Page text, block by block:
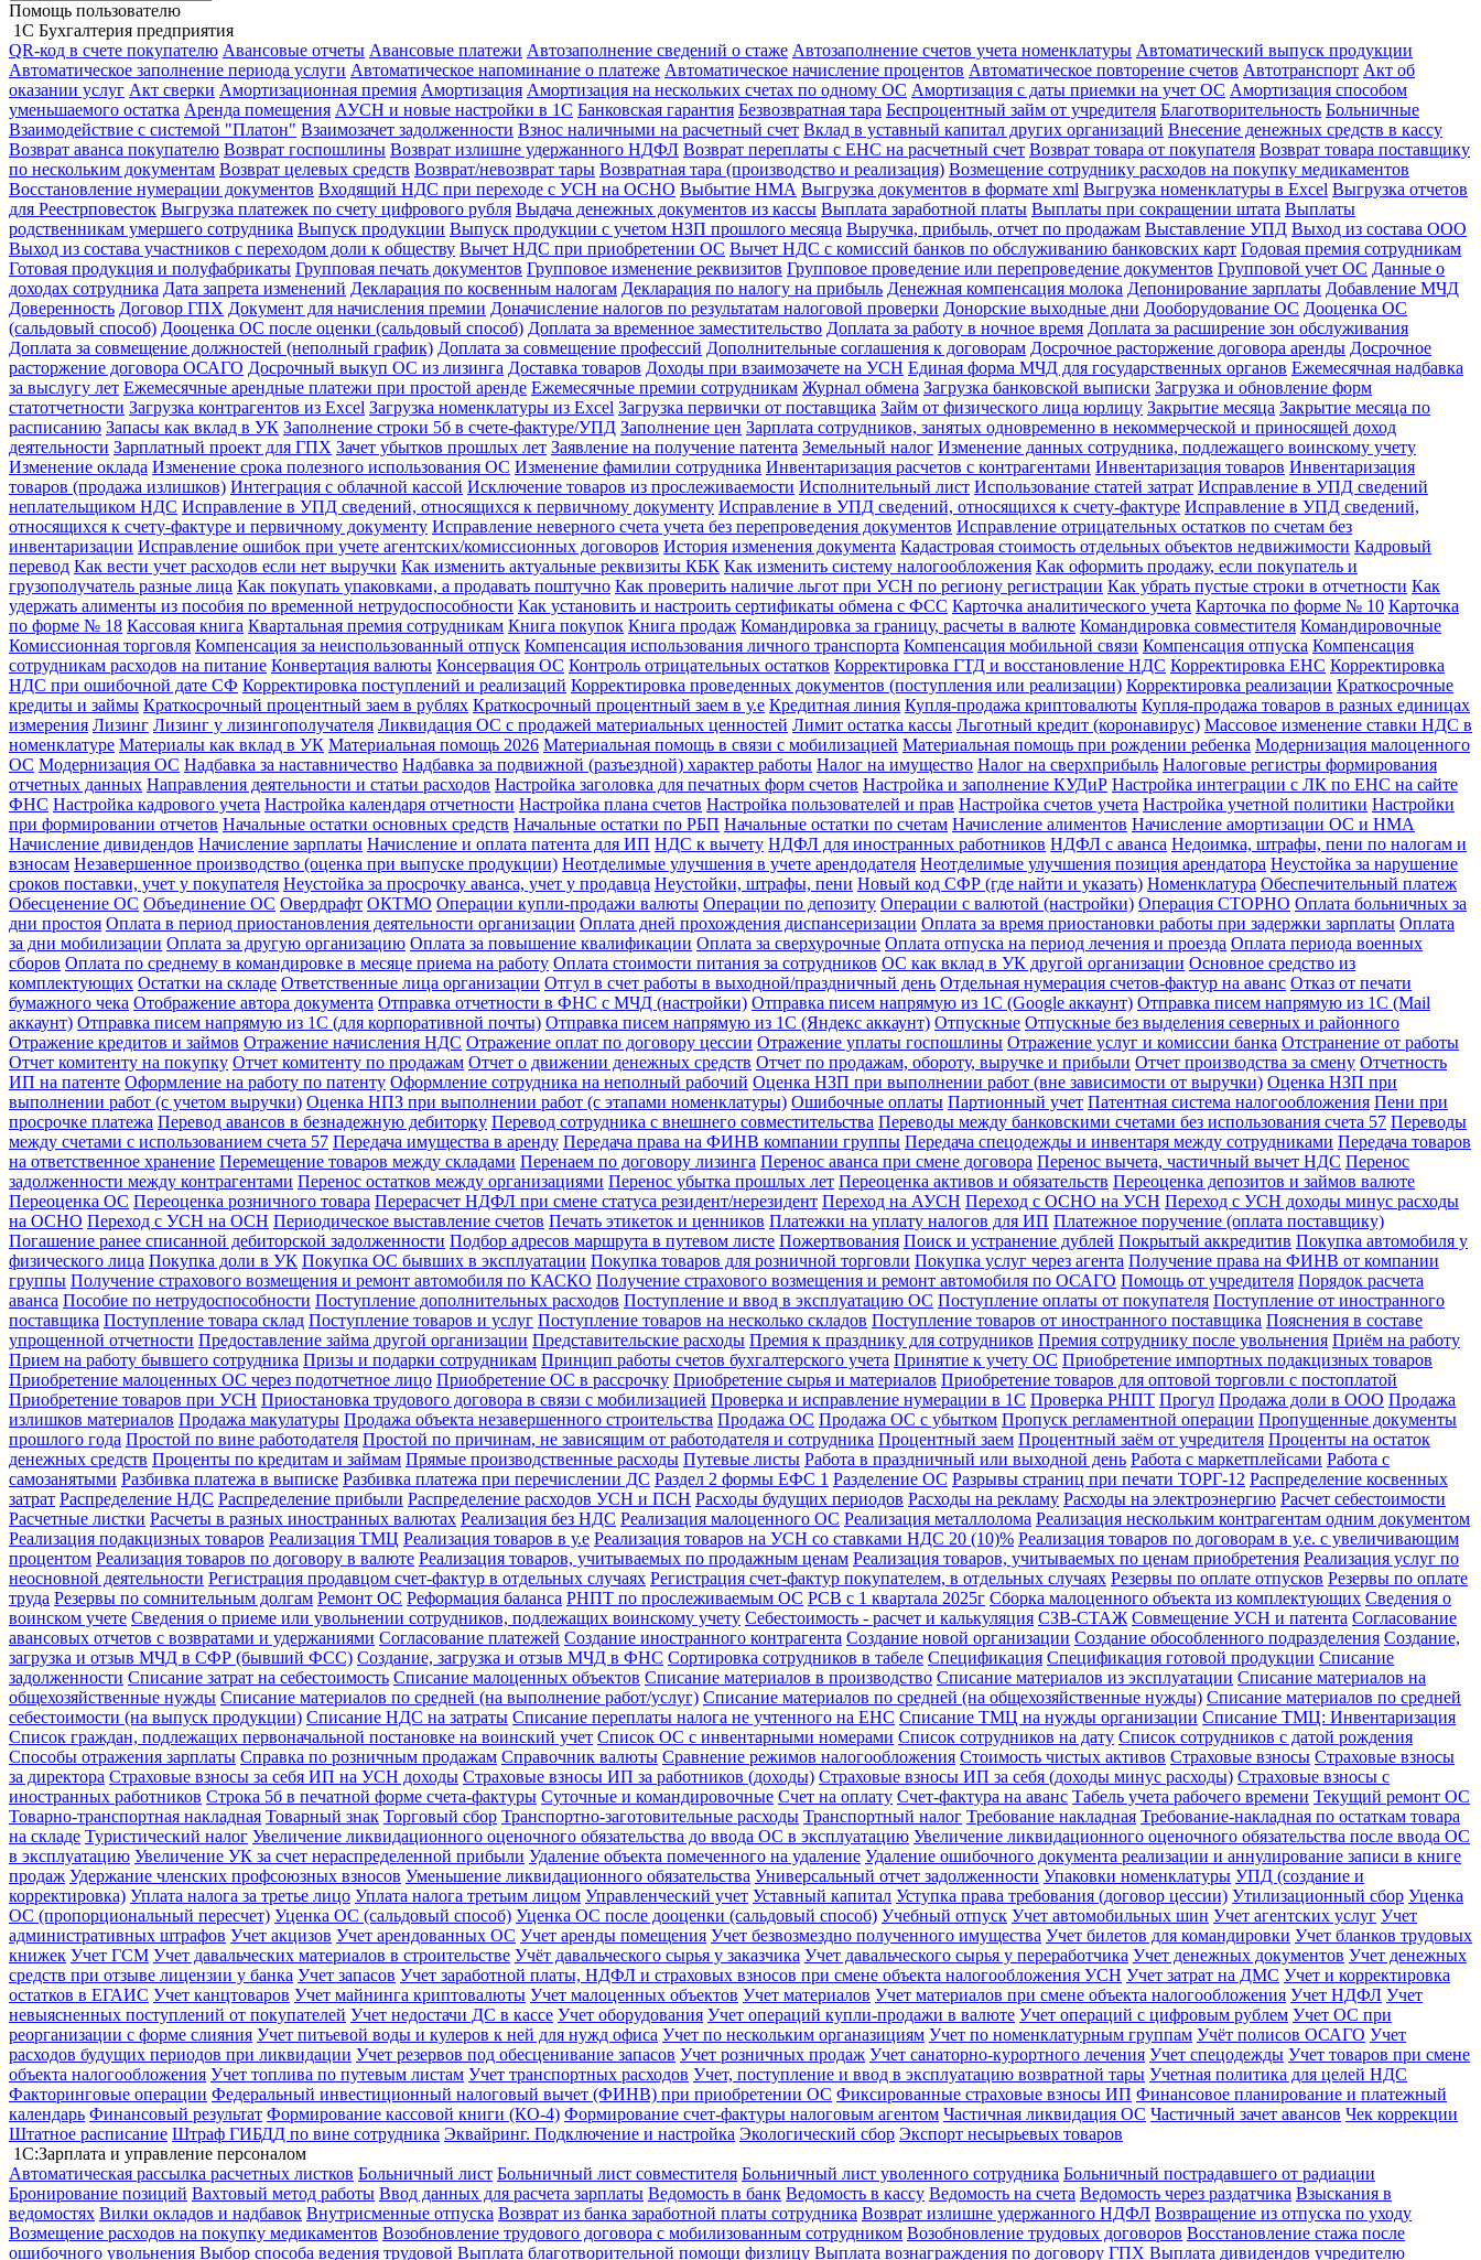
Помощь пользователю
1С Бухгалтерия предприятия
QR-код в счете покупателю Авансовые отчеты Авансовые платежи Автозаполнение сведений о стаже Автозаполнение счетов учета номенклатуры Автоматический выпуск продукции
Автоматическое заполнение периода услуги Автоматическое напоминание о платеже Автоматическое начисление процентов Автоматическое повторение счетов Автотранспорт Акт об
оказании услуг Акт сверки Амортизационная премия Амортизация Амортизация на нескольких счетах по одному ОС Амортизация с даты приемки на учет ОС Амортизация способом
уменьшаемого остатка Аренда помещения АУСН и новые настройки в 1С Банковская гарантия Безвозвратная тара Беспроцентный займ от учредителя Благотворительность Больничные
Взаимодействие с системой "Платон" Взаимозачет задолженности Взнос наличными на расчетный счет Вклад в уставный капитал других организаций Внесение денежных средств в кассу
Возврат аванса покупателю Возврат госпошлины Возврат излишне удержанного НДФЛ Возврат переплаты с ЕНС на расчетный счет Возврат товара от покупателя Возврат товара поставщику
по нескольким документам Возврат целевых средств Возврат/невозврат тары Возвратная тара (производство и реализация) Возмещение сотруднику расходов на покупку медикаментов
Восстановление нумерации документов Входящий НДС при переходе с УСН на ОСНО Выбытие НМА Выгрузка документов в формате xml Выгрузка номенклатуры в Excel Выгрузка отчетов
для Реестрповесток Выгрузка платежек по счету цифрового рубля Выдача денежных документов из кассы Выплата заработной платы Выплаты при сокращении штата Выплаты
родственникам умершего сотрудника Выпуск продукции Выпуск продукции с учетом НЗП прошлого месяца Выручка, прибыль, отчет по продажам Выставление УПД Выход из состава ООО
Выход из состава участников с переходом доли к обществу Вычет НДС при приобретении ОС Вычет НДС с комиссий банков по обслуживанию банковских карт Годовая премия сотрудникам
Готовая продукция и полуфабрикаты Групповая печать документов Групповое изменение реквизитов Групповое проведение или перепроведение документов Групповой учет ОС Данные о
доходах сотрудника Дата запрета изменений Декларация по косвенным налогам Декларация по налогу на прибыль Денежная компенсация молока Депонирование зарплаты Добавление МЧД
Доверенность Договор ГПХ Документ для начисления премии Доначисление налогов по результатам налоговой проверки Донорские выходные дни Дооборудование ОС Дооценка ОС
(сальдовый способ) Дооценка ОС после оценки (сальдовый способ) Доплата за временное заместительство Доплата за работу в ночное время Доплата за расширение зон обслуживания
Доплата за совмещение должностей (неполный график) Доплата за совмещение профессий Дополнительные соглашения к договорам Досрочное расторжение договора аренды Досрочное
расторжение договора ОСАГО Досрочный выкуп ОС из лизинга Доставка товаров Доходы при взаимозачете на УСН Единая форма МЧД для государственных органов Ежемесячная надбавка
за выслугу лет Ежемесячные арендные платежи при простой аренде Ежемесячные премии сотрудникам Журнал обмена Загрузка банковской выписки Загрузка и обновление форм
статотчетности Загрузка контрагентов из Excel Загрузка номенклатуры из Excel Загрузка первички от поставщика Займ от физического лица юрлицу Закрытие месяца Закрытие месяца по
расписанию Запасы как вклад в УК Заполнение строки 5б в счете-фактуре/УПД Заполнение цен Зарплата сотрудников, занятых одновременно в некоммерческой и приносящей доход
деятельности Зарплатный проект для ГПХ Зачет убытков прошлых лет Заявление на получение патента Земельный налог Изменение данных сотрудника, подлежащего воинскому учету
Изменение оклада Изменение срока полезного использования ОС Изменение фамилии сотрудника Инвентаризация расчетов с контрагентами Инвентаризация товаров Инвентаризация
товаров (продажа излишков) Интеграция с облачной кассой Исключение товаров из прослеживаемости Исполнительный лист Использование статей затрат Исправление в УПД сведений
неплательщиком НДС Исправление в УПД сведений, относящихся к первичному документу Исправление в УПД сведений, относящихся к счету-фактуре Исправление в УПД сведений,
относящихся к счету-фактуре и первичному документу Исправление неверного счета учета без перепроведения документов Исправление отрицательных остатков по счетам без
инвентаризации Исправление ошибок при учете агентских/комиссионных договоров История изменения документа Кадастровая стоимость отдельных объектов недвижимости Кадровый
перевод Как вести учет расходов если нет выручки Как изменить актуальные реквизиты КБК Как изменить систему налогообложения Как оформить продажу, если покупатель и
грузополучатель разные лица Как покупать упаковками, а продавать поштучно Как проверить наличие льгот при УСН по региону регистрации Как убрать пустые строки в отчетности Как
удержать алименты из пособия по временной нетрудоспособности Как установить и настроить сертификаты обмена с ФСС Карточка аналитического учета Карточка по форме № 10 Карточка
по форме № 18 Кассовая книга Квартальная премия сотрудникам Книга покупок Книга продаж Командировка за границу, расчеты в валюте Командировка совместителя Командировочные
Комиссионная торговля Компенсация за неиспользованный отпуск Компенсация использования личного транспорта Компенсация мобильной связи Компенсация отпуска Компенсация
сотрудникам расходов на питание Конвертация валюты Консервация ОС Контроль отрицательных остатков Корректировка ГТД и восстановление НДС Корректировка ЕНС Корректировка
НДС при ошибочной дате СФ Корректировка поступлений и реализаций Корректировка проведенных документов (поступления или реализации) Корректировка реализации Краткосрочные
кредиты и займы Краткосрочный процентный заем в рублях Краткосрочный процентный заем в у.е Кредитная линия Купля-продажа криптовалюты Купля-продажа товаров в разных единицах
измерения Лизинг Лизинг у лизингополучателя Ликвидация ОС с продажей материальных ценностей Лимит остатка кассы Льготный кредит (коронавирус) Массовое изменение ставки НДС в
номенклатуре Материалы как вклад в УК Материальная помощь 2026 Материальная помощь в связи с мобилизацией Материальная помощь при рождении ребенка Модернизация малоценного
ОС Модернизация ОС Надбавка за наставничество Надбавка за подвижной (разъездной) характер работы Налог на имущество Налог на сверхприбыль Налоговые регистры формирования
отчетных данных Направления деятельности и статьи расходов Настройка заголовка для печатных форм счетов Настройка и заполнение КУДиР Настройка интеграции с ЛК по ЕНС на сайте
ФНС Настройка кадрового учета Настройка календаря отчетности Настройка плана счетов Настройка пользователей и прав Настройка счетов учета Настройка учетной политики Настройки
при формировании отчетов Начальные остатки основных средств Начальные остатки по РБП Начальные остатки по счетам Начисление алиментов Начисление амортизации ОС и НМА
Начисление дивидендов Начисление зарплаты Начисление и оплата патента для ИП НДС к вычету НДФЛ для иностранных работников НДФЛ с аванса Недоимка, штрафы, пени по налогам и
взносам Незавершенное производство (оценка при выпуске продукции) Неотделимые улучшения в учете арендодателя Неотделимые улучшения позиция арендатора Неустойка за нарушение
сроков поставки, учет у покупателя Неустойка за просрочку аванса, учет у продавца Неустойки, штрафы, пени Новый код СФР (где найти и указать) Номенклатура Обеспечительный платеж
Обесценение ОС Объединение ОС Овердрафт ОКТМО Операции купли-продажи валюты Операции по депозиту Операции с валютой (настройки) Операция СТОРНО Оплата больничных за
дни простоя Оплата в период приостановления деятельности организации Оплата дней прохождения диспансеризации Оплата за время приостановки работы при задержки зарплаты Оплата
за дни мобилизации Оплата за другую организацию Оплата за повышение квалификации Оплата за сверхурочные Оплата отпуска на период лечения и проезда Оплата периода военных
сборов Оплата по среднему в командировке в месяце приема на работу Оплата стоимости питания за сотрудников ОС как вклад в УК другой организации Основное средство из
комплектующих Остатки на складе Ответственные лица организации Отгул в счет работы в выходной/праздничный день Отдельная нумерация счетов-фактур на аванс Отказ от печати
бумажного чека Отображение автора документа Отправка отчетности в ФНС с МЧД (настройки) Отправка писем напрямую из 1С (Google аккаунт) Отправка писем напрямую из 1С (Mail
аккаунт) Отправка писем напрямую из 1С (для корпоративной почты) Отправка писем напрямую из 1С (Яндекс аккаунт) Отпускные Отпускные без выделения северных и районного
Отражение кредитов и займов Отражение начисления НДС Отражение оплат по договору цессии Отражение уплаты госпошлины Отражение услуг и комиссии банка Отстранение от работы
Отчет комитенту на покупку Отчет комитенту по продажам Отчет о движении денежных средств Отчет по продажам, обороту, выручке и прибыли Отчет производства за смену Отчетность
ИП на патенте Оформление на работу по патенту Оформление сотрудника на неполный рабочий Оценка НЗП при выполнении работ (вне зависимости от выручки) Оценка НЗП при
выполнении работ (с учетом выручки) Оценка НПЗ при выполнении работ (с этапами номенклатуры) Ошибочные оплаты Партионный учет Патентная система налогообложения Пени при
просрочке платежа Перевод авансов в безнадежную дебиторку Перевод сотрудника с внешнего совместительства Переводы между банковскими счетами без использования счета 57 Переводы
между счетами с использованием счета 57 Передача имущества в аренду Передача права на ФИНВ компании группы Передача спецодежды и инвентаря между сотрудниками Передача товаров
на ответственное хранение Перемещение товаров между складами Перенаем по договору лизинга Перенос аванса при смене договора Перенос вычета, частичный вычет НДС Перенос
задолженности между контрагентами Перенос остатков между организациями Перенос убытка прошлых лет Переоценка активов и обязательств Переоценка депозитов и займов валюте
Переоценка ОС Переоценка розничного товара Перерасчет НДФЛ при смене статуса резидент/нерезидент Переход на АУСН Переход с ОСНО на УСН Переход с УСН доходы минус расходы
на ОСНО Переход с УСН на ОСН Периодическое выставление счетов Печать этикеток и ценников Платежки на уплату налогов для ИП Платежное поручение (оплата поставщику)
Погашение ранее списанной дебиторской задолженности Подбор адресов маршрута в путевом листе Пожертвования Поиск и устранение дублей Покрытый аккредитив Покупка автомобиля у
физического лица Покупка доли в УК Покупка ОС бывших в эксплуатации Покупка товаров для розничной торговли Покупка услуг через агента Получение права на ФИНВ от компании
группы Получение страхового возмещения и ремонт автомобиля по КАСКО Получение страхового возмещения и ремонт автомобиля по ОСАГО Помощь от учредителя Порядок расчета
аванса Пособие по нетрудоспособности Поступление дополнительных расходов Поступление и ввод в эксплуатацию ОС Поступление оплаты от покупателя Поступление от иностранного
поставщика Поступление товара склад Поступление товаров и услуг Поступление товаров на несколько складов Поступление товаров от иностранного поставщика Пояснения в составе
упрощенной отчетности Предоставление займа другой организации Представительские расходы Премия к празднику для сотрудников Премия сотруднику после увольнения Приём на работу
Прием на работу бывшего сотрудника Призы и подарки сотрудникам Принцип работы счетов бухгалтерского учета Принятие к учету ОС Приобретение импортных подакцизных товаров
Приобретение малоценных ОС через подотчетное лицо Приобретение ОС в рассрочку Приобретение сырья и материалов Приобретение товаров для оптовой торговли с постоплатой
Приобретение товаров при УСН Приостановка трудового договора в связи с мобилизацией Проверка и исправление нумерации в 1С Проверка РНПТ Прогул Продажа доли в ООО Продажа
излишков материалов Продажа макулатуры Продажа объекта незавершенного строительства Продажа ОС Продажа ОС с убытком Пропуск регламентной операции Пропущенные документы
прошлого года Простой по вине работодателя Простой по причинам, не зависящим от работодателя и сотрудника Процентный заем Процентный заём от учредителя Проценты на остаток
денежных средств Проценты по кредитам и займам Прямые производственные расходы Путевые листы Работа в праздничный или выходной день Работа с маркетплейсами Работа с
самозанятыми Разбивка платежа в выписке Разбивка платежа при перечислении ДС Раздел 2 формы ЕФС 1 Разделение ОС Разрывы страниц при печати ТОРГ-12 Распределение косвенных
затрат Распределение НДС Распределение прибыли Распределение расходов УСН и ПСН Расходы будущих периодов Расходы на рекламу Расходы на электроэнергию Расчет себестоимости
Расчетные листки Расчеты в разных иностранных валютах Реализация без НДС Реализация малоценного ОС Реализация металлолома Реализация нескольким контрагентам одним документом
Реализация подакцизных товаров Реализация ТМЦ Реализация товаров в у.е Реализация товаров на УСН со ставками НДС 20 (10)% Реализация товаров по договорам в у.е. с увеличивающим
процентом Реализация товаров по договору в валюте Реализация товаров, учитываемых по продажным ценам Реализация товаров, учитываемых по ценам приобретения Реализация услуг по
неосновной деятельности Регистрация продавцом счет-фактур в отдельных случаях Регистрация счет-фактур покупателем, в отдельных случаях Резервы по оплате отпусков Резервы по оплате
труда Резервы по сомнительным долгам Ремонт ОС Реформация баланса РНПТ по прослеживаемым ОС РСВ с 1 квартала 2025г Сборка малоценного объекта из комплектующих Сведения о
воинском учете Сведения о приеме или увольнении сотрудников, подлежащих воинскому учету Себестоимость - расчет и калькуляция СЗВ-СТАЖ Совмещение УСН и патента Согласование
авансовых отчетов с возвратами и удержаниями Согласование платежей Создание иностранного контрагента Создание новой организации Создание обособленного подразделения Создание,
загрузка и отзыв МЧД в СФР (бывший ФСС) Создание, загрузка и отзыв МЧД в ФНС Сортировка сотрудников в табеле Спецификация Спецификация готовой продукции Списание
задолженности Списание затрат на себестоимость Списание малоценных объектов Списание материалов в производство Списание материалов из эксплуатации Списание материалов на
общехозяйственные нужды Списание материалов по средней (на выполнение работ/услуг) Списание материалов по средней (на общехозяйственные нужды) Списание материалов по средней
себестоимости (на выпуск продукции) Списание НДС на затраты Списание переплаты налога не учтенного на ЕНС Списание ТМЦ на нужды организации Списание ТМЦ: Инвентаризация
Список граждан, подлежащих первоначальной постановке на воинский учет Список ОС с инвентарными номерами Список сотрудников на дату Список сотрудников с датой рождения
Способы отражения зарплаты Справка по розничным продажам Справочник валюты Сравнение режимов налогообложения Стоимость чистых активов Страховые взносы Страховые взносы
за директора Страховые взносы за себя ИП на УСН доходы Страховые взносы ИП за работников (доходы) Страховые взносы ИП за себя (доходы минус расходы) Страховые взносы с
иностранных работников Строка 5б в печатной форме счета-фактуры Суточные и командировочные Счет на оплату Счет-фактура на аванс Табель учета рабочего времени Текущий ремонт ОС
Товарно-транспортная накладная Товарный знак Торговый сбор Транспортно-заготовительные расходы Транспортный налог Требование накладная Требование-накладная по остаткам товара
на складе Туристический налог Увеличение ликвидационного оценочного обязательства до ввода ОС в эксплуатацию Увеличение ликвидационного оценочного обязательства после ввода ОС
в эксплуатацию Увеличение УК за счет нераспределенной прибыли Удаление объекта помеченного на удаление Удаление ошибочного документа реализации и аннулирование записи в книге
продаж Удержание членских профсоюзных взносов Уменьшение ликвидационного обязательства Универсальный отчет задолженности Упаковки номенклатуры УПД (создание и
корректировка) Уплата налога за третье лицо Уплата налога третьим лицом Управленческий учет Уставный капитал Уступка права требования (договор цессии) Утилизационный сбор Уценка
ОС (пропорциональный пересчет) Уценка ОС (сальдовый способ) Уценка ОС после дооценки (сальдовый способ) Учебный отпуск Учет автомобильных шин Учет агентских услуг Учет
административных штрафов Учет акцизов Учет арендованных ОС Учет аренды помещения Учет безвозмездно полученного имущества Учет билетов для командировки Учет бланков трудовых
книжек Учет ГСМ Учет давальческих материалов в строительстве Учёт давальческого сырья у заказчика Учет давальческого сырья у переработчика Учет денежных документов Учет денежных
средств при отзыве лицензии у банка Учет запасов Учет заработной платы, НДФЛ и страховых взносов при смене объекта налогообложения УСН Учет затрат на ДМС Учет и корректировка
остатков в ЕГАИС Учет канцтоваров Учет майнинга криптовалюты Учет малоценных объектов Учет материалов Учет материалов при смене объекта налогообложения Учет НДФЛ Учет
невыясненных поступлений от покупателей Учет недостачи ДС в кассе Учет оборудования Учет операций купли-продажи в валюте Учет операций с цифровым рублем Учет ОС при
реорганизации с форме слияния Учет питьевой воды и кулеров к ней для нужд офиса Учет по нескольким органазициям Учет по номенклатурным группам Учёт полисов ОСАГО Учет
расходов будущих периодов при ликвидации Учет резервов под обесценивание запасов Учет розничных продаж Учет санаторно-курортного лечения Учет спецодежды Учет товаров при смене
объекта налогообложения Учет топлива по путевым листам Учет транспортных расходов Учет, поступление и ввод в эксплуатацию возвратной тары Учетная политика для целей НДС
Факторинговые операции Федеральный инвестиционный налоговый вычет (ФИНВ) при приобретении ОС Фиксированные страховые взносы ИП Финансовое планирование и платежный
календарь Финансовый результат Формирование кассовой книги (КО-4) Формирование счет-фактуры налоговым агентом Частичная ликвидация ОС Частичный зачет авансов Чек коррекции
Штатное расписание Штраф ГИБДД по вине сотрудника Эквайринг. Подключение и настройка Экологический сбор Экспорт несырьевых товаров
1С:Зарплата и управление персоналом
Автоматическая рассылка расчетных листков Больничный лист Больничный лист совместителя Больничный лист уволенного сотрудника Больничный пострадавшего от радиации
Бронирование позиций Вахтовый метод работы Ввод данных для расчета зарплаты Ведомость в банк Ведомость в кассу Ведомость на счета Ведомость через раздатчика Взыскания в
ведомостях Вилки окладов и надбавок Внутрисменные отпуска Возврат из банка заработной платы сотрудника Возврат излишне удержанного НДФЛ Возвращение из отпуска по уходу
Возмещение расходов на покупку медикаментов Возобновление трудового договора с мобилизованным сотрудником Возобновление трудовых договоров Восстановление стажа после
ошибочного увольнения Выбор способа ведения трудовой Выплата благотворительной помощи физлицу Выплата вознаграждения по договору ГПХ Выплата дивидендов учредителю